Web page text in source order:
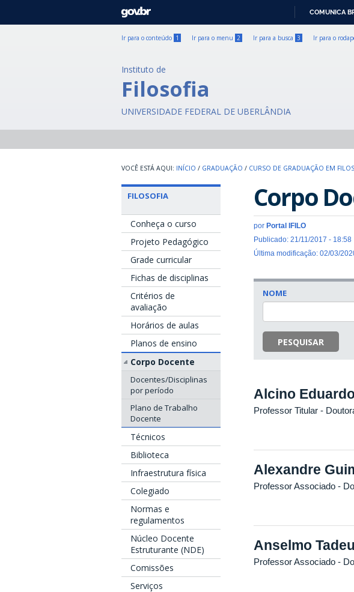
GOVBR
COMUNICA
Ir para o conteúdo 1 Ir para o menu 2 Ir para a busca 3 Ir para o
Instituto de
Filosofia
UNIVERSIDADE FEDERAL DE UBERLÂNDIA
INÍCIO / GRADUAÇÃO / CURSO DE GRADUAÇÃO EM
FILOSOFIA
Conheça o curso
Projeto Pedagógico
Grade curricular
Fichas de disciplinas
Critérios de
avaliação
Horários de aulas
Planos de ensino
Corpo Docente
Docentes/Disciplinas
por período
Plano de Trabalho
Docente
Técnicos
Biblioteca
Infraestrutura física
Colegiado
Normas e
regulamentos
Núcleo Docente
Estruturante (NDE)
Comissões
Serviços
Corpo
por Portal IFILO
Publicado: 21/11/2017 - 18:58
Última modificação: 02/03/
NOME
PESQUISAR
Alcino
Professor Titular -
Alexandre
Professor Associado -
Anselmo
Professor Associado -